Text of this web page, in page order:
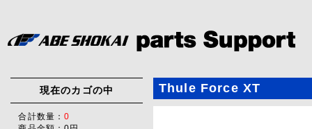
現在のカゴの中
合計数量：0
Thule Force XT